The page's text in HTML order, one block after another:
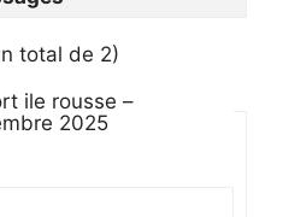
total de 2)
ile rousse –
2025